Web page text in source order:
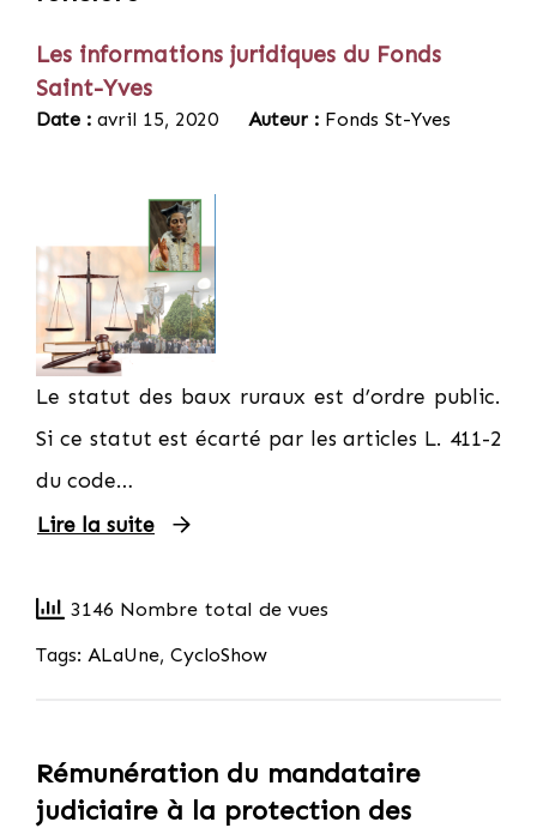
Les informations juridiques du Fonds
Saint-Yves
Date : avril 15, 2020 Auteur : Fonds St-Yves
Le statut des baux ruraux est d’ordre public.
Si ce statut est écarté par les articles L. 411-2
du code…
Lire la suite
3146 Nombre total de vues
Tags: ALaUne, CycloShow
Rémunération du mandataire
judiciaire à la protection des